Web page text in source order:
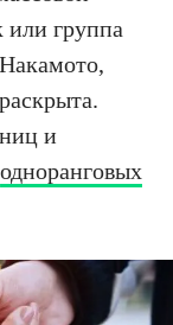
или группа
и
одноранговых